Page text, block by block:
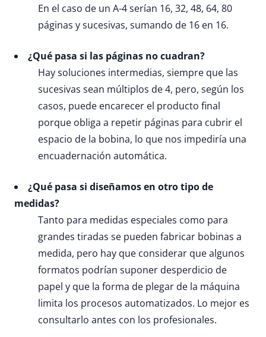
En el caso de un A-4 serían 16, 32, 48, 64, 80
páginas y sucesivas, sumando de 16 en 16.
¿Qué pasa si las páginas no cuadran?
Hay soluciones intermedias, siempre que las
sucesivas sean múltiplos de 4, pero, según los
casos, puede encarecer el producto final
porque obliga a repetir páginas para cubrir el
espacio de la bobina, lo que nos impediría una
encuadernación automática.
¿Qué pasa si diseñamos en otro tipo de
medidas?
Tanto para medidas especiales como para
grandes tiradas se pueden fabricar bobinas a
medida, pero hay que considerar que algunos
formatos podrían suponer desperdicio de
papel y que la forma de plegar de la máquina
limita los procesos automatizados. Lo mejor es
consultarlo antes con los profesionales.